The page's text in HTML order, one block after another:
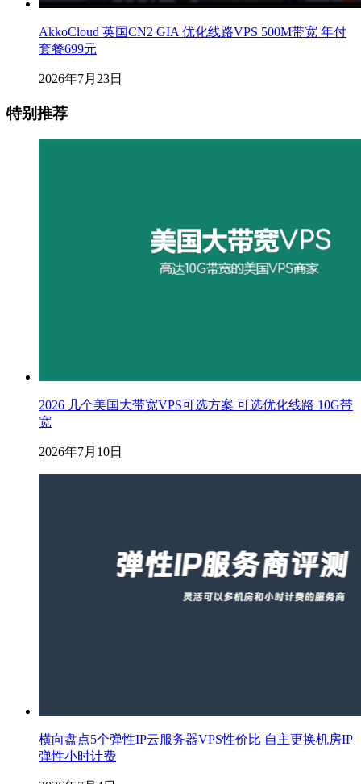
AkkoCloud 英国CN2 GIA 优化线路VPS 500M带宽 年付
套餐699元
2026年7月23日
特别推荐
2026 几个美国大带宽VPS可选方案 可选优化线路 10G带
宽
2026年7月10日
横向盘点5个弹性IP云服务器VPS性价比 自主更换机房IP
弹性小时计费